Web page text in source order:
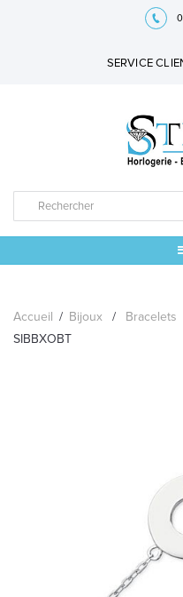
SERVICE
IDÉE
Accueil / Bijoux / Bracelets
SIBBXOBT